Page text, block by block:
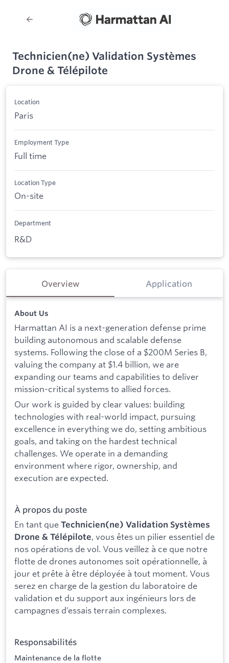
Technicien(ne) Validation Systèmes
Drone & Télépilote
Location
Paris
Employment Type
Full time
Location Type
On-site
Department
R&D
Overview Application
About Us
Harmattan AI is a next-generation defense prime
building autonomous and scalable defense
systems. Following the close of a $200M Series B,
valuing the company at $1.4 billion, we are
expanding our teams and capabilities to deliver
mission-critical systems to allied forces.
Our work is guided by clear values: building
technologies with real-world impact, pursuing
excellence in everything we do, setting ambitious
goals, and taking on the hardest technical
challenges. We operate in a demanding
environment where rigor, ownership, and
execution are expected.
À propos du poste
En tant que Technicien(ne) Validation Systèmes
Drone & Télépilote, vous êtes un pilier essentiel de
nos opérations de vol. Vous veillez à ce que notre
flotte de drones autonomes soit opérationnelle, à
jour et prête à être déployée à tout moment. Vous
serez en charge de la gestion du laboratoire de
validation et du support aux ingénieurs lors de
campagnes d’essais terrain complexes.
Responsabilités
Maintenance de la flotte